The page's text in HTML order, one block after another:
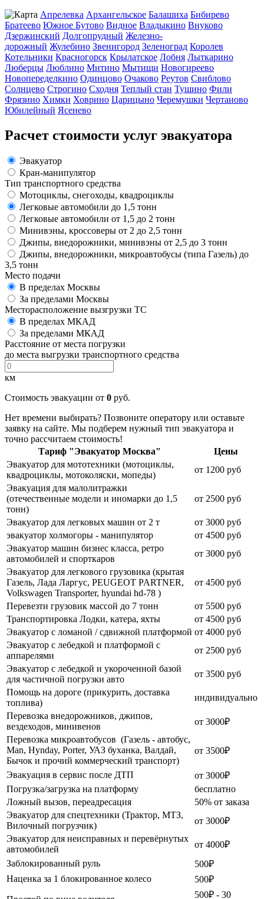
Апрелевка Архангельское Балашиха Бибирево
Братеево Южное Бутово Видное Владыкино Внуково
Дзержинский Долгопрудный Железно-
дорожный Жулебино Звенигород Зеленоград Королев
Котельники Красногорск Крылатское Лобня Лыткарино
Люберцы Люблино Митино Мытищи Новогиреево
Новопеределкино Одинцово Очаково Реутов Свиблово
Солнцево Строгино Сходня Теплый стан Тушино Фили
Фрязино Химки Ховрино Царицыно Черемушки Чертаново
Юбилейный Ясенево
Расчет стоимости услуг эвакуатора
Эвакуатор
Кран-манипулятор
Тип транспортного средства
Мотоциклы, снегоходы, квадроциклы
Легковые автомобили до 1,5 тонн
Легковые автомобили от 1,5 до 2 тонн
Минивэны, кроссоверы от 2 до 2,5 тонн
Джипы, внедорожники, минивэны от 2,5 до 3 тонн
Джипы, внедорожники, микроавтобусы (типа Газель) до
3,5 тонн
Место подачи
В пределах Москвы
За пределами Москвы
Месторасположение вызгрузки ТС
В пределах МКАД
За пределами МКАД
Расстояние от места погрузки
до места выгрузки транспортного средства
км
Стоимость эвакуации от 0 руб.
Нет времени выбирать? Позвоните оператору или оставьте
заявку на сайте. Мы подберем нужный тип эвакуатора и
точно рассчитаем стоимость!
Тариф "Эвакуатор Москва"
Цены
Эвакуатор для мототехники (мотоциклы,
квадроциклы, мотоколяски, мопеды)
от 1200 руб
Эвакуация для малолитражки
(отечественные модели и иномарки до 1,5
тонн)
от 2500 руб
Эвакуатор для легковых машин от 2 т
от 3000 руб
эвакуатор холмогоры - манипулятор
от 4500 руб
Эвакуатор машин бизнес класса, ретро
автомобилей и спорткаров
от 3000 руб
Эвакуатор для легкового грузовика (крытая
Газель, Лада Ларгус, PEUGEOT PARTNER,
Volkswagen Transporter, hyundai hd-78 )
от 4500 руб
Перевезти грузовик массой до 7 тонн
от 5500 руб
Транспортировка Лодки, катера, яхты
от 4500 руб
Эвакуатор c ломаной / сдвижной платформой от 4000 руб
Эвакуатор с лебедкой и платформой с
аппарелями
от 2500 руб
Эвакуатор с лебедкой и укороченной базой
для частичной погрузки авто
от 3500 руб
Помощь на дороге (прикурить, доставка
топлива)
индивидуально
Перевозка внедорожников, джипов,
вездеходов, минивенов
от 3000₽
Перевозка микроавтобусов (Газель - автобус,
Man, Hynday, Porter, УАЗ буханка, Валдай,
Бычок и прочий коммерческий транспорт)
от 3500₽
Эвакуация в сервис после ДТП
от 3000₽
Погрузка/загрузка на платформу
бесплатно
Ложный вызов, переадресация
50% от заказа
Эвакуатор для спецтехники (Трактор, МТЗ,
Вилочный погрузчик)
от 3000₽
Эвакуатор для неисправных и перевёрнутых
автомобилей
от 4000₽
Заблокированный руль
500₽
Наценка за 1 блокированное колесо
500₽
500₽ - 30